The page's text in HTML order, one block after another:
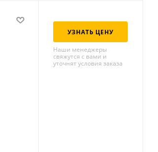
УЗНАТЬ ЦЕНУ
Наши менеджеры
свяжутся с вами и
уточнят условия заказа